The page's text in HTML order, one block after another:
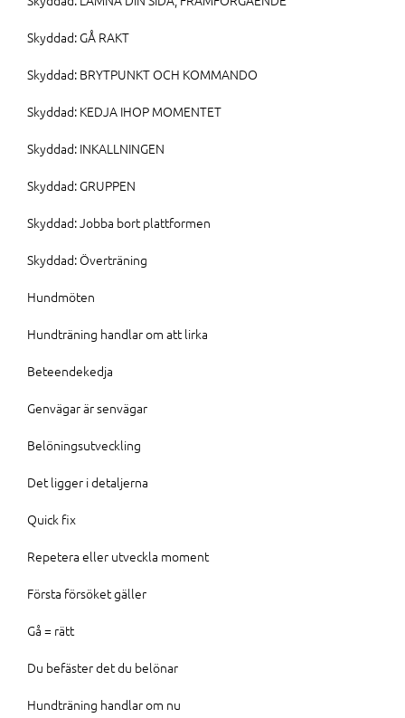
Skyddad: GÅ RAKT
Skyddad: BRYTPUNKT OCH KOMMANDO
Skyddad: KEDJA IHOP MOMENTET
Skyddad: INKALLNINGEN
Skyddad: GRUPPEN
Skyddad: Jobba bort plattformen
Skyddad: Överträning
Hundmöten
Hundträning handlar om att lirka
Beteendekedja
Genvägar är senvägar
Belöningsutveckling
Det ligger i detaljerna
Quick fix
Repetera eller utveckla moment
Första försöket gäller
Gå = rätt
Du befäster det du belönar
Hundträning handlar om nu